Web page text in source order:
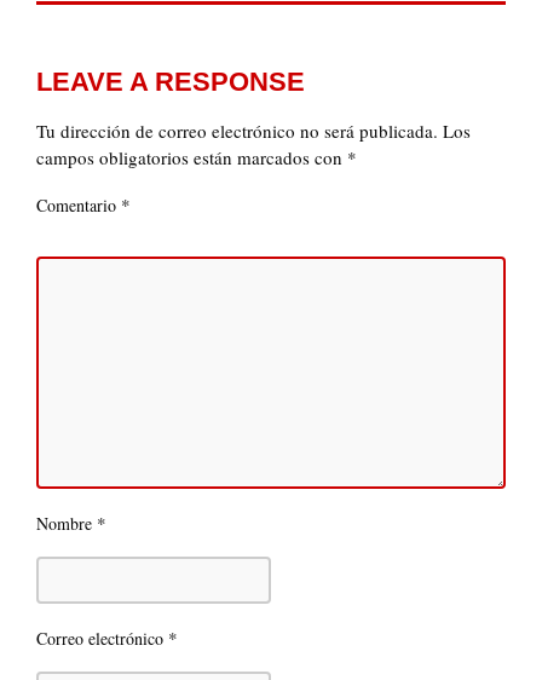
LEAVE A RESPONSE
Tu dirección de correo electrónico no será publicada. Los
campos obligatorios están marcados con *
Comentario *
Nombre *
Correo electrónico *